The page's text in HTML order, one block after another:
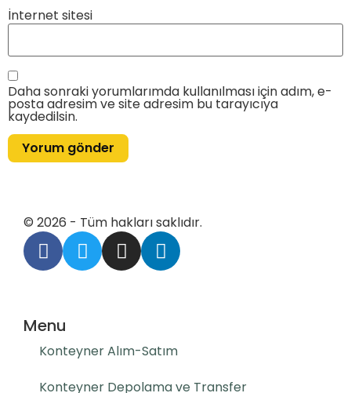
İnternet sitesi
Daha sonraki yorumlarımda kullanılması için adım, e-
posta adresim ve site adresim bu tarayıcıya
kaydedilsin.
© 2026 - Tüm hakları saklıdır.
Menu
Konteyner Alım-Satım
Konteyner Depolama ve Transfer